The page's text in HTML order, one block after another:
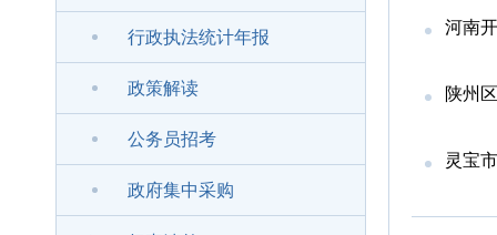
行政执法统计年报
政策解读
公务员招考
政府集中采购
河南
陕州
灵宝